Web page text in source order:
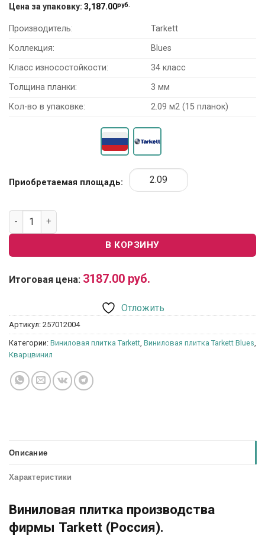
Цена за упаковку: 3,187.00руб.
Производитель:
Tarkett
Коллекция:
Blues
Класс износостойкости:
34 класс
Толщина планки:
3 мм
Кол-во в упаковке:
2.09 м2 (15 планок)
Приобретаемая площадь:
Количество товара Виниловая плитка Tarkett Art Vinyl
В КОРЗИНУ
Итоговая цена: 3187.00 руб.
Отложить
Артикул: 257012004
Категории: Виниловая плитка Tarkett Виниловая плитка Tarkett Blues
Кварцвинил
Описание
Характеристики
Виниловая плитка производства
фирмы Tarkett (Россия).